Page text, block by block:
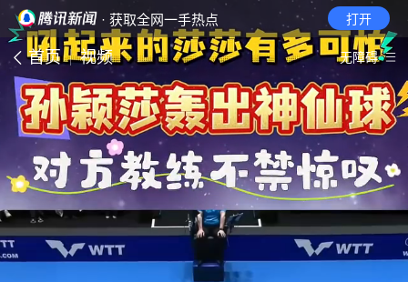
· 获取全网一手热点 打开
首页 视频 无障碍